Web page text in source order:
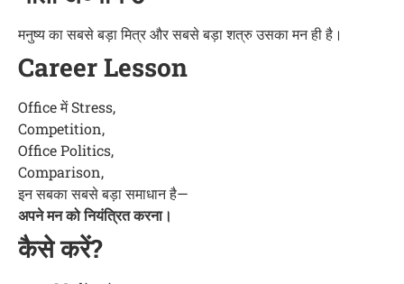
मनुष्य का सबसे बड़ा मित्र और सबसे बड़ा शत्रु उसका मन ही है।
Career Lesson
Office में Stress,
Competition,
Office Politics,
Comparison,
इन सबका सबसे बड़ा समाधान है—
अपने मन को नियंत्रित करना।
कैसे करें?